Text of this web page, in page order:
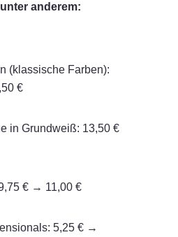
anderem:
(klassische Farben):
€
in Grundweiß: 13,50 €
€ → 11,00 €
5,25 € →